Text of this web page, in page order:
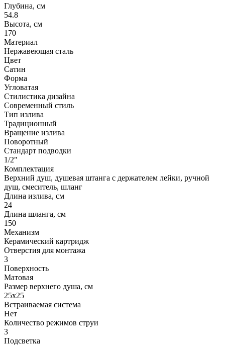
Глубина, см
54.8
Высота, см
170
Материал
Нержавеющая сталь
Цвет
Сатин
Форма
Угловатая
Стилистика дизайна
Современный стиль
Тип излива
Традиционный
Вращение излива
Поворотный
Стандарт подводки
1/2"
Комплектация
Верхний душ, душевая штанга с держателем лейки, ручной
душ, смеситель, шланг
Длина излива, см
24
Длина шланга, см
150
Механизм
Керамический картридж
Отверстия для монтажа
3
Поверхность
Матовая
Размер верхнего душа, см
25х25
Встраиваемая система
Нет
Количество режимов струи
3
Подсветка